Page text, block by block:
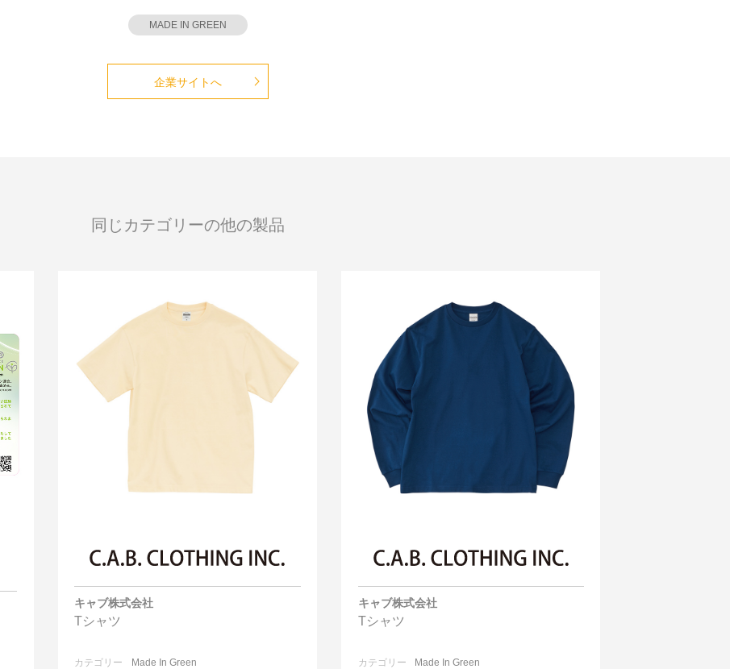
MADE IN GREEN
企業サイトへ
同じカテゴリーの他の製品
キャブ株式会社
Tシャツ
カテゴリー Made In Green
キャブ株式会社
Tシャツ
カテゴリー Made In Green